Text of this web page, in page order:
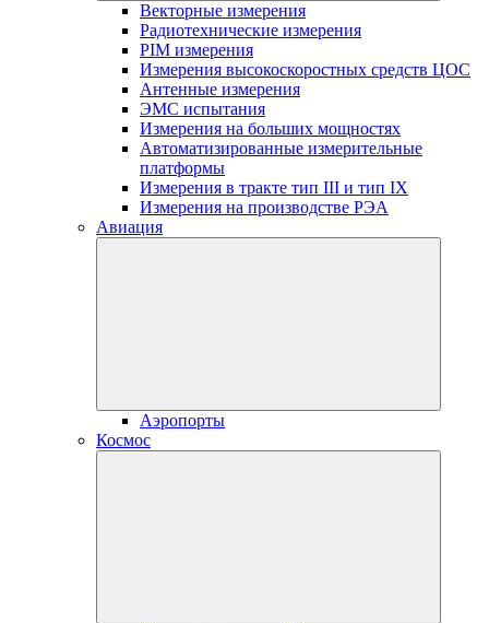
Векторные измерения
Радиотехнические измерения
PIM измерения
Измерения высокоскоростных средств ЦОС
Антенные измерения
ЭМС испытания
Измерения на больших мощностях
Автоматизированные измерительные
платформы
Измерения в тракте тип III и тип IX
Измерения на производстве РЭА
Авиация
Аэропорты
Космос